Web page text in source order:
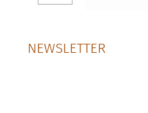
NEWSLETTER